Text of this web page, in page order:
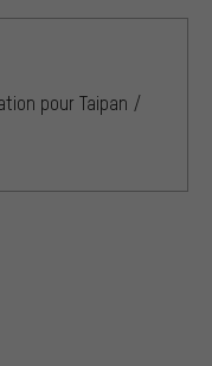
pour Taipan /